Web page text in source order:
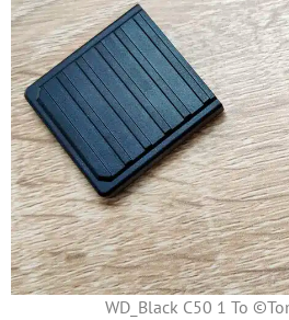
WD_Black C50 1 To